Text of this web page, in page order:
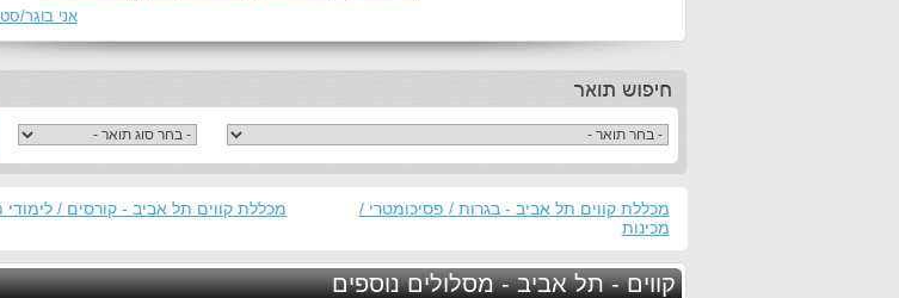
אני בוגר/
מכללת קווים תל אביב - בגרות / פסיכומטרי /
מכינות
מכללת קווים תל אביב - קורסים / לימודי
קווים - תל אביב - מסלולים נוספים